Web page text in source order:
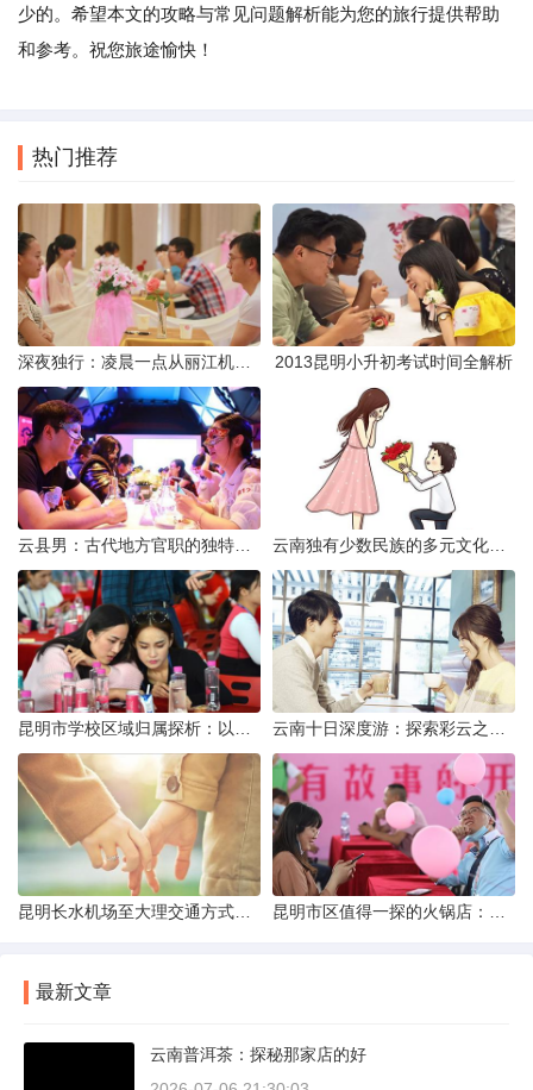
少的。希望本文的攻略与常见问题解析能为您的旅行提供帮助
和参考。祝您旅途愉快！
热门推荐
2013昆明小升初考试时间全解析
最新文章
云南普洱茶：探秘那家店的好